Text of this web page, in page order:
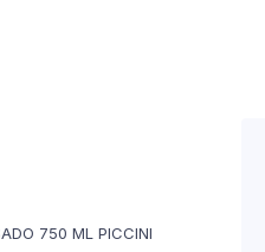
750 ML PICCINI